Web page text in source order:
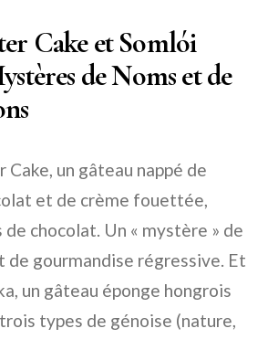
Cake et Somlói
de Noms et de
Cake, un gâteau nappé de
et de crème fouettée,
chocolat. Un « mystère » de
de gourmandise régressive. Et
un gâteau éponge hongrois
types de génoise (nature,